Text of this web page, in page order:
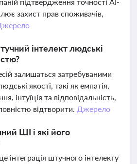
захист прав споживачів,
інтелект людські
залишаться затребуваними
якості, такі як емпатія,
інтуїція та відповідальність,
відтворити. Джерело
ШІ і які його
інтеграція штучного інтелекту